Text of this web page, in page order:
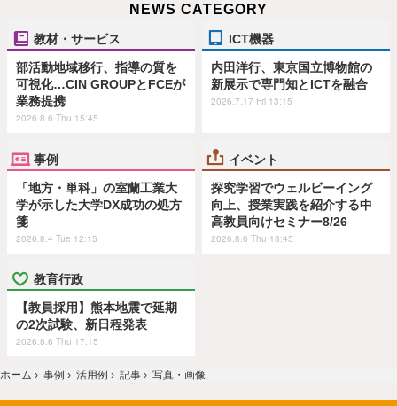
NEWS CATEGORY
教材・サービス
部活動地域移行、指導の質を
可視化…CIN GROUPとFCEが
業務提携
2026.8.6 Thu 15:45
ICT機器
内田洋行、東京国立博物館の
新展示で専門知とICTを融合
2026.7.17 Fri 13:15
事例
「地方・単科」の室蘭工業大
学が示した大学DX成功の処方
箋
2026.8.4 Tue 12:15
イベント
探究学習でウェルビーイング
向上、授業実践を紹介する中
高教員向けセミナー8/26
2026.8.6 Thu 18:45
教育行政
【教員採用】熊本地震で延期
の2次試験、新日程発表
2026.8.6 Thu 17:15
ホーム › 事例 › 活用例 › 記事 › 写真・画像